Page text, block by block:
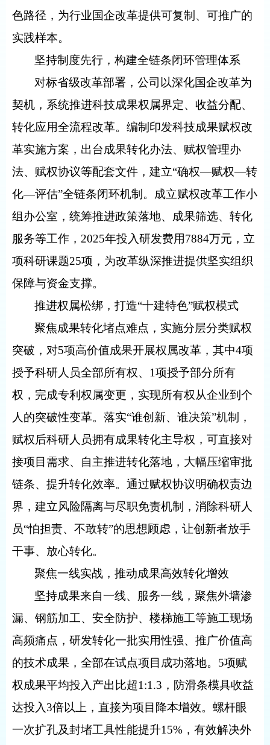
色路径，为行业国企改革提供可复制、可推广的
实践样本。
坚持制度先行，构建全链条闭环管理体系
对标省级改革部署，公司以深化国企改革为
契机，系统推进科技成果权属界定、收益分配、
转化应用全流程改革。编制印发科技成果赋权改
革实施方案，出台成果转化办法、赋权管理办
法、赋权协议等配套文件，建立“确权—赋权—转
化—评估”全链条闭环机制。成立赋权改革工作小
组办公室，统筹推进政策落地、成果筛选、转化
服务等工作， 2025年投入研发费用7884万元，立
项科研课题25项，为改革纵深推进提供坚实组织
保障与资金支撑。
推进权属松绑，打造“十建特色”赋权模式
聚焦成果转化堵点难点，实施分层分类赋权
突破，对5项高价值成果开展权属改革，其中4项
授予科研人员全部所有权、 1项授予部分所有
权，完成专利权属变更，实现所有权从企业到个
人的突破性变革。落实“谁创新、谁决策”机制，
赋权后科研人员拥有成果转化主导权，可直接对
接项目需求、自主推进转化落地，大幅压缩审批
链条、提升转化效率。通过赋权协议明确权责边
界，建立风险隔离与尽职免责机制，消除科研人
员“怕担责、不敢转”的思想顾虑，让创新者放手
干事、放心转化。
聚焦一线实战，推动成果高效转化增效
坚持成果来自一线、服务一线，聚焦外墙渗
漏、钢筋加工、安全防护、楼梯施工等施工现场
高频痛点，研发转化一批实用性强、推广价值高
的技术成果，全部在试点项目成功落地。 5项赋
权成果平均投入产出比超1:1.3 ，防滑条模具收益
达投入 3倍以上，直接为项目降本增效。螺杆眼
一次扩孔及封堵工具性能提升15% ，有效解决外